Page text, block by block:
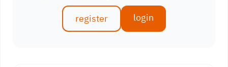
login
register